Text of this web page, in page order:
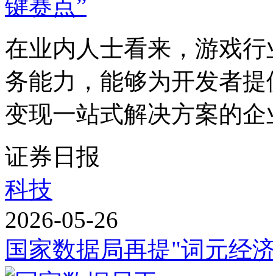
在业内人士看来，游戏
务能力，能够为开发者
变现一站式解决方案的
证券日报
科技
2026-05-26
国家数据局再提"词元经